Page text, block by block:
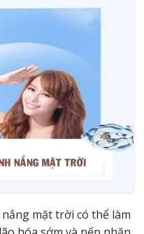
mặt trời có thể làm